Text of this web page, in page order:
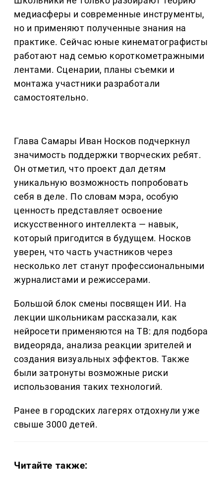
медиасферы и современные инструменты,
но и применяют полученные знания на
практике. Сейчас юные кинематографисты
работают над семью короткометражными
лентами. Сценарии, планы съемки и
монтажа участники разработали
самостоятельно.
Глава Самары Иван Носков подчеркнул
значимость поддержки творческих ребят.
Он отметил, что проект дал детям
уникальную возможность попробовать
себя в деле. По словам мэра, особую
ценность представляет освоение
искусственного интеллекта — навык,
который пригодится в будущем. Носков
уверен, что часть участников через
несколько лет станут профессиональными
журналистами и режиссерами.
Большой блок смены посвящен ИИ. На
лекции школьникам рассказали, как
нейросети применяются на ТВ: для подбора
видеоряда, анализа реакции зрителей и
создания визуальных эффектов. Также
были затронуты возможные риски
использования таких технологий.
Ранее в городских лагерях отдохнули уже
свыше 3000 детей.
Читайте также: